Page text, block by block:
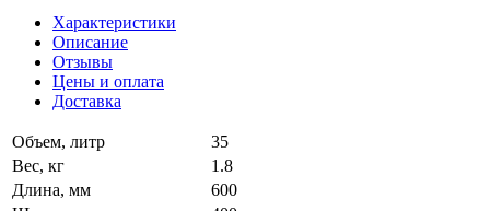
Характеристики
Описание
Отзывы
Цены и оплата
Доставка
Объем, литр
35
Вес, кг
1.8
Длина, мм
600